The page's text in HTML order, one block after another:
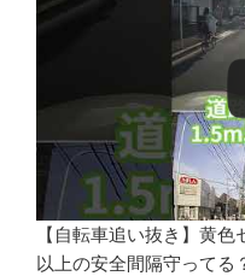
【自転車追い抜き】黄
以上の安全間隔守ってる